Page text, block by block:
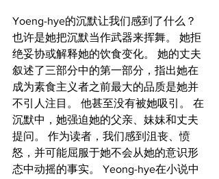
Yoeng-hye的沉默让我们感到了什么？
也许是她把沉默当作武器来挥舞。 她拒
绝妥协或解释她的饮食变化。 她的丈夫
叙述了三部分中的第一部分，指出她在
成为素食主义者之前最大的品质是她并
不引人注目。 他甚至没有被她吸引。 在
沉默中，她强迫她的父亲、妹妹和丈夫
提问。 作为读者，我们感到沮丧、愤
怒，并可能屈服于她不会从她的意识形
态中动摇的事实。 Yeong-hye在小说中